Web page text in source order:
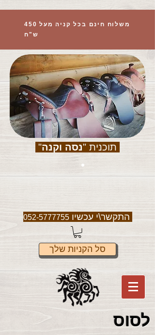
משלוח חינם בכל קניה מעל 450
ש"ח
תוכנית "נסה וקנה"
התקשר\י עכשיו052-5777755
סל הקניות שלך
לסוס